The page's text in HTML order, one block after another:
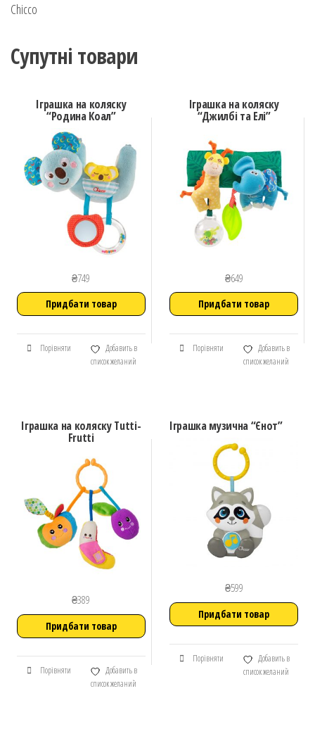
Chicco
Супутні товари
Іграшка на коляску
“Родина Коал”
₴749
Придбати товар
Порівняти
Добавить в
список желаний
Іграшка на коляску
“Джилбі та Елі”
₴649
Придбати товар
Порівняти
Добавить в
список желаний
Іграшка на коляску Tutti-
Frutti
₴389
Придбати товар
Порівняти
Добавить в
список желаний
Іграшка музична “Єнот”
₴599
Придбати товар
Порівняти
Добавить в
список желаний